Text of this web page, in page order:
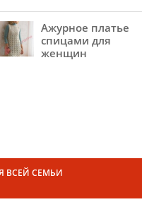
Ажурное платье
спицами для
женщин
ВСЕЙ СЕМЬИ